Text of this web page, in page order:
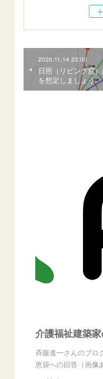
2020.11.14 23:00
日照（リビング窓
を想定しましょう
介護福祉建築
斉藤進一さんのブロ
恵袋への回答（画像